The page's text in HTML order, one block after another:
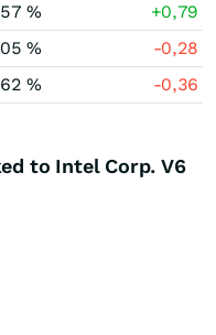
%
+0,79
%
-0,28
% -0,36
to Intel Corp. V6